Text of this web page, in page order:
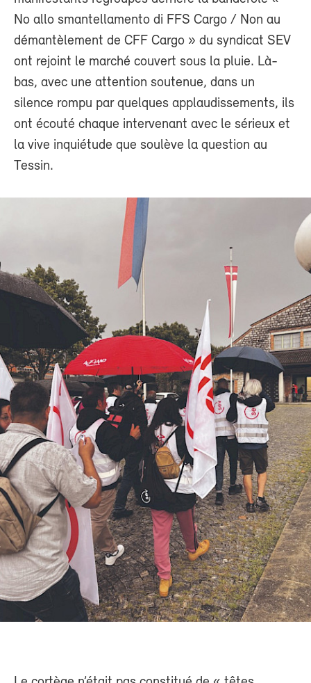
No allo smantellamento di FFS Cargo / Non au
démantèlement de CFF Cargo » du syndicat SEV
ont rejoint le marché couvert sous la pluie. Là-
bas, avec une attention soutenue, dans un
silence rompu par quelques applaudissements, ils
ont écouté chaque intervenant avec le sérieux et
la vive inquiétude que soulève la question au
Tessin.